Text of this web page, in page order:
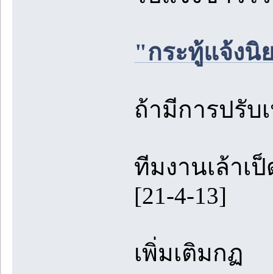
"กระทู้แจ้งนิ
ถ้ามีการปรับ
ทีมงานเล้าเ
[21-4-13]
เพิ่มเติมกฏ